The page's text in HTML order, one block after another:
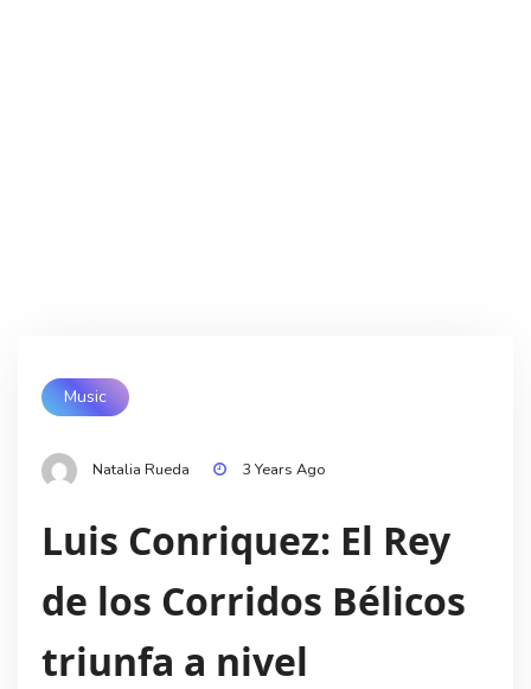
Music
Natalia Rueda 3 Years Ago
Luis Conriquez: El Rey
de los Corridos Bélicos
triunfa a nivel